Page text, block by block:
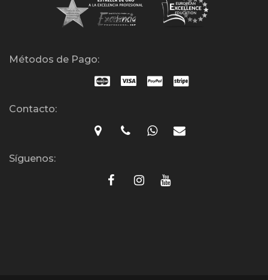
Métodos de Pago:
Contacto:
Síguenos: